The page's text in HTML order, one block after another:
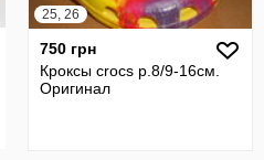
25, 26
750 грн
Кроксы crocs р.8/9-16см.
Оригинал